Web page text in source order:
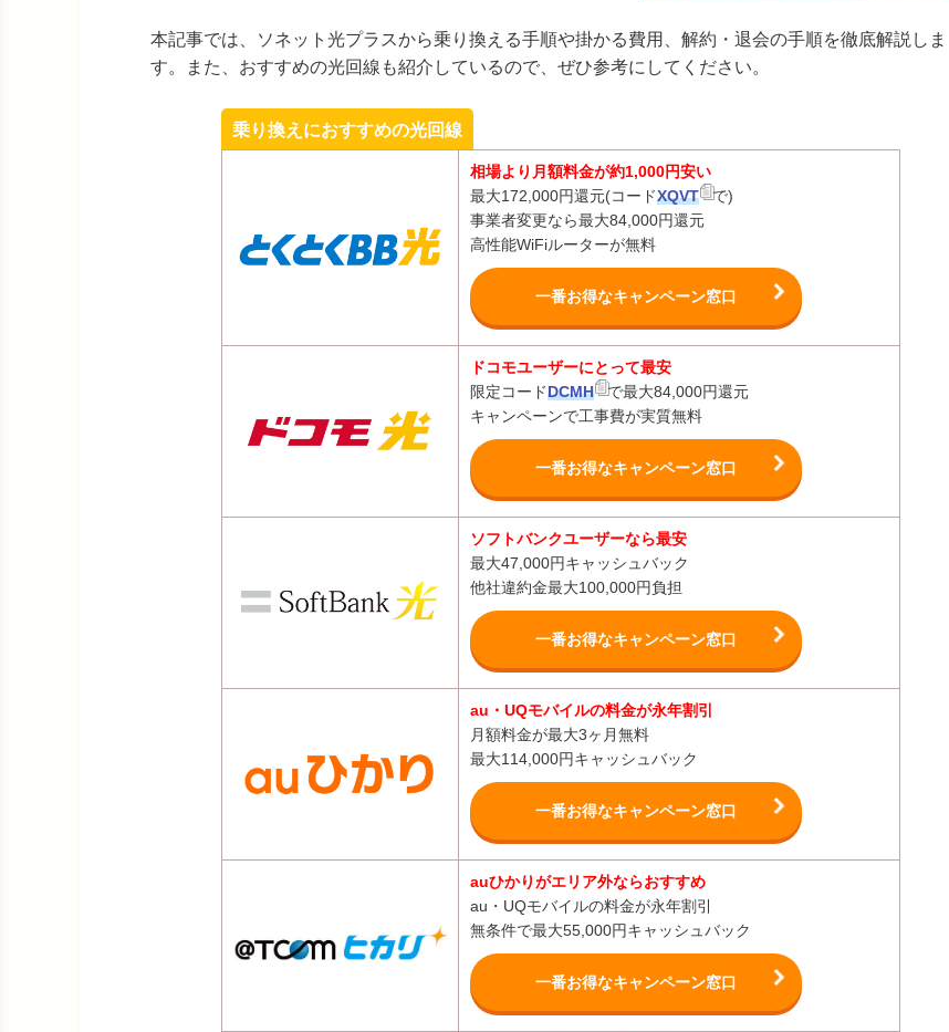
本記事では、ソネット光プラスから乗り換える手順や掛かる費用、解約・退会の手順を徹底解説しま
す。また、おすすめの光回線も紹介しているので、ぜひ参考にしてください。
乗り換えにおすすめの光回線
相場より月額料金が約1,000円安い
最大172,000円還元(コードXQVT
で)
事業者変更なら最大84,000円還元
高性能WiFiルーターが無料
一番お得なキャンペーン窓口
ドコモユーザーにとって最安
限定コードDCMH
で最大84,000円還元
キャンペーンで工事費が実質無料
一番お得なキャンペーン窓口
ソフトバンクユーザーなら最安
最大47,000円キャッシュバック
他社違約金最大100,000円負担
一番お得なキャンペーン窓口
au・UQモバイルの料金が永年割引
月額料金が最大3ヶ月無料
最大114,000円キャッシュバック
一番お得なキャンペーン窓口
auひかりがエリア外ならおすすめ
au・UQモバイルの料金が永年割引
無条件で最大55,000円キャッシュバック
一番お得なキャンペーン窓口